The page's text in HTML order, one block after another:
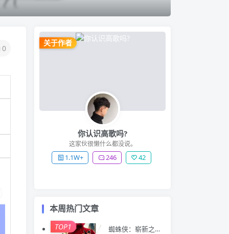
0
关于作者
你认识高歌吗?
这家伙很懒什么都没说。
1.1W+ 246 42
本周热门文章
TOP1
蜘蛛侠：崭新之